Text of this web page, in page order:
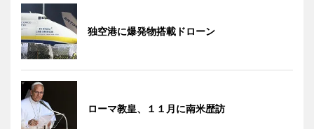
独空港に爆発物搭載ドローン
ローマ教皇、１１月に南米歴訪